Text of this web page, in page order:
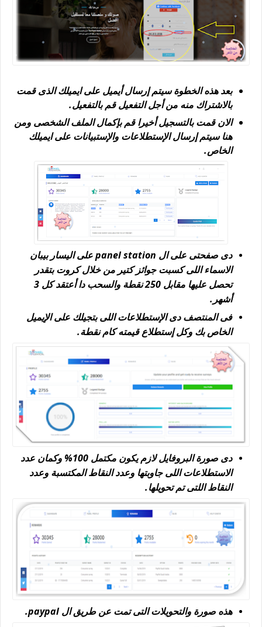
بعد هذه الخطوة سيتم إرسال أيميل على ايميلك الذى قمت
بالاشتراك منه من أجل التفعيل قم بالتفعيل.
الان قمت بالتسجيل أخيرا قم بإكمال الملف الشخصى ومن
هنا سيتم إرسال الإستطلاعات والإستبيانات على ايميلك
الخاص.
دى صفحتى على ال panel station على اليسار بيبان
الاسماء اللى كسبت جوائز كتير من خلال كروت بتقدر
تحصل عليها مقابل 250 نقطة والسحب دا أعتقد كل 3
أشهر.
فى المنتصف دى الإستطلاعات اللى بتجيلك على الإيميل
الخاص بك وكل إستطلاع قيمته كام نقطة.
دى صورة البروفايل لازم يكون مكتمل 100% وكمان عدد
الاستطلاعات اللى جاوبتها وعدد النقاط المكتسبة وعدد
النقاط اللتى تم تحويلها.
هذه صورة والتحويلات التى تمت عن طريق ال paypal.